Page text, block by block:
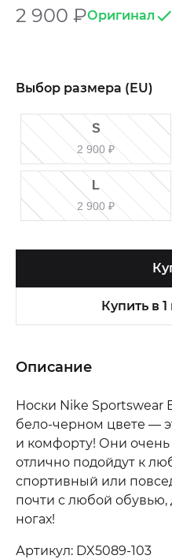
2 900 ₽Оригинал
Выбор размера (EU)
S
2 900 ₽
L
2 900 ₽
Купить в 1
Описание
Носки Nike Sportswear
бело-черном цвете —
и комфорту! Они
отлично подойдут к
спортивный или
почти с любой обувью,
ногах!
Артикул: DX5089-103